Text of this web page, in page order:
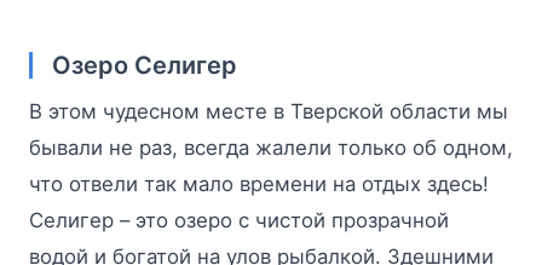
Озеро Селигер
В этом чудесном месте в Тверской области мы
бывали не раз, всегда жалели только об одном,
что отвели так мало времени на отдых здесь!
Селигер – это озеро с чистой прозрачной
водой и богатой на улов рыбалкой. Здешними